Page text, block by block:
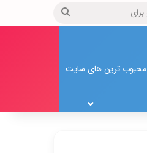
جستجو
محبوب ترین های سایت